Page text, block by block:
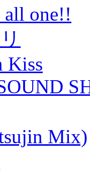
one!!
Kiss
Mix)